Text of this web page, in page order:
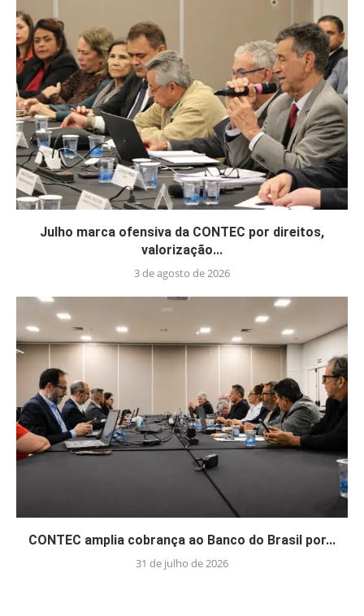
Julho marca ofensiva da CONTEC por direitos,
valorização...
3 de agosto de 2026
CONTEC amplia cobrança ao Banco do Brasil por...
31 de julho de 2026